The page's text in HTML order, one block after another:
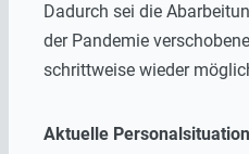
Dadurch sei die
der Pandemie
schrittweise wieder
Aktuelle Personalsituation